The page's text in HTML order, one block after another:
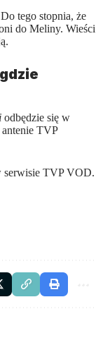
tego stopnia, że
do Meliny. Wieści
odbędzie się w
TVP
serwisie TVP VOD.